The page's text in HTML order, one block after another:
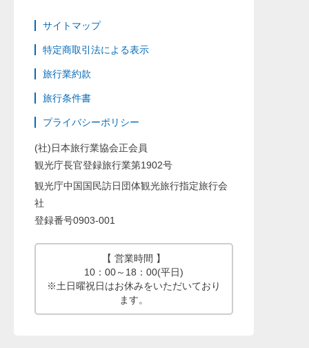
サイトマップ
特定商取引法による表示
旅行業約款
旅行条件書
プライバシーポリシー
(社)日本旅行業協会正会員
観光庁長官登録旅行業第1902号
観光庁中国国民訪日団体観光旅行指定旅行会
社
登録番号0903-001
【 営業時間 】
10：00～18：00(平日)
※土日曜祝日はお休みをいただいており
ます。